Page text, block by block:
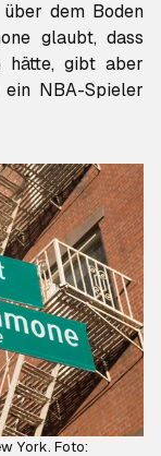
dem Boden
glaubt, dass
hätte, gibt aber
NBA-Spieler
York. Foto: